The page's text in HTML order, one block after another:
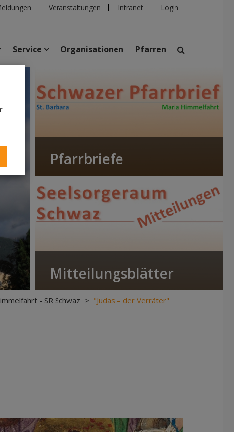
Veranstaltungen Intranet Login
suchen
Personen Pfarren Einrichtungen
Service Organisationen Pfarren
Pfarrbriefe
Mitteilungsblätter
- SR Schwaz > "Judas – der Verräter"